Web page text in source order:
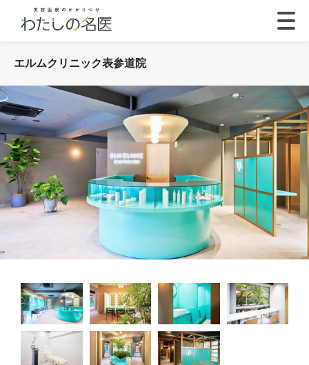
エルムクリニック表参道院